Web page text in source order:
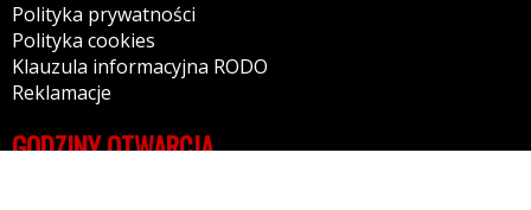
Polityka prywatności
Polityka cookies
Klauzula informacyjna RODO
Reklamacje
GODZINY OTWARCIA